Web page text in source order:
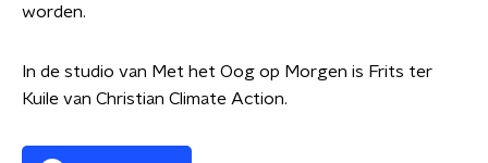
worden.
In de studio van Met het Oog op Morgen is Frits ter
Kuile van Christian Climate Action.